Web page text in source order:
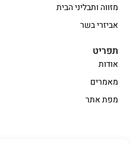
מזווה ותבליני הבית
אביזרי בשר
תפריט
אודות
מאמרים
מפת אתר